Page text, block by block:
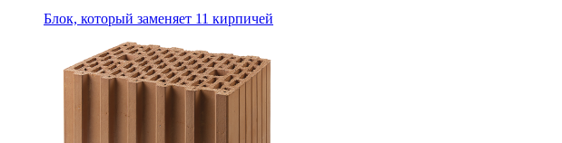
Блок, который заменяет 11 кирпичей